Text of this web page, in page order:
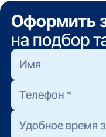
Оформить
на подбор